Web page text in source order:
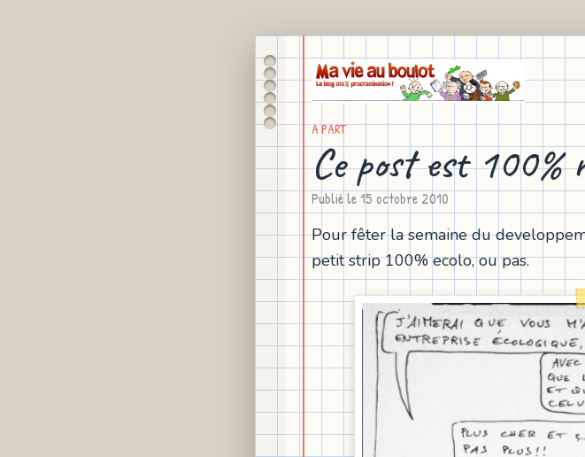
A PART
Ce post est 100%
Publié le15 octobre 2010
Pour fêter la semaine du
petit strip 100% ecolo, ou pas.